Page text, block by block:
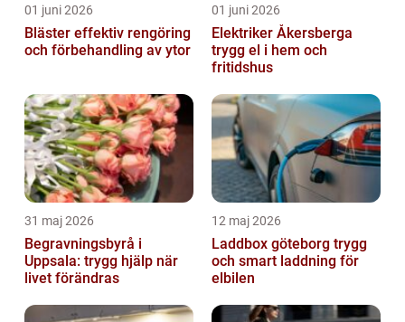
01 juni 2026
Bläster effektiv rengöring
och förbehandling av ytor
01 juni 2026
Elektriker Åkersberga
trygg el i hem och
fritidshus
31 maj 2026
Begravningsbyrå i
Uppsala: trygg hjälp när
livet förändras
12 maj 2026
Laddbox göteborg trygg
och smart laddning för
elbilen